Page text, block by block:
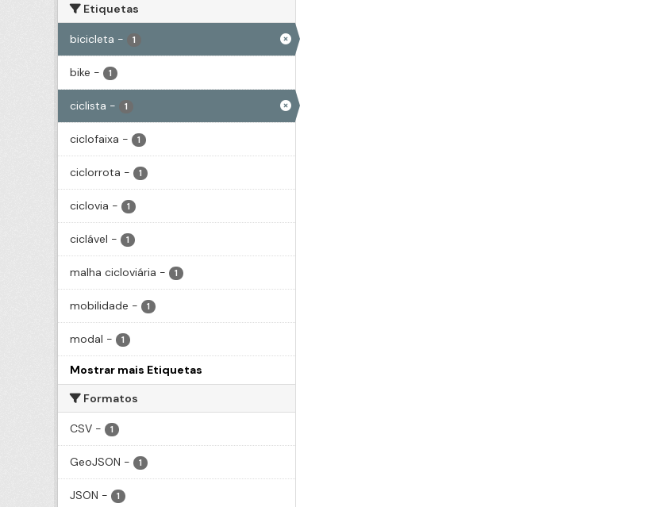
Etiquetas
bicicleta - 1
bike - 1
ciclista - 1
ciclofaixa - 1
ciclorrota - 1
ciclovia - 1
ciclável - 1
malha cicloviária - 1
mobilidade - 1
modal - 1
Mostrar mais Etiquetas
Formatos
CSV - 1
GeoJSON - 1
JSON - 1